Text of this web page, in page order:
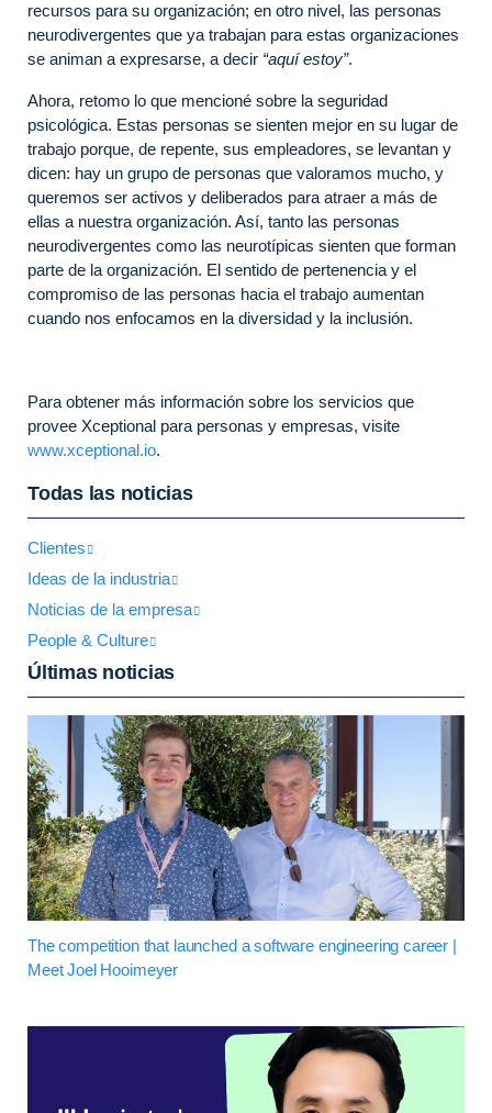
recursos para su organización; en otro nivel, las personas
neurodivergentes que ya trabajan para estas organizaciones
se animan a expresarse, a decir “aquí estoy”.
Ahora, retomo lo que mencioné sobre la seguridad
psicológica. Estas personas se sienten mejor en su lugar de
trabajo porque, de repente, sus empleadores, se levantan y
dicen: hay un grupo de personas que valoramos mucho, y
queremos ser activos y deliberados para atraer a más de
ellas a nuestra organización. Así, tanto las personas
neurodivergentes como las neurotípicas sienten que forman
parte de la organización. El sentido de pertenencia y el
compromiso de las personas hacia el trabajo aumentan
cuando nos enfocamos en la diversidad y la inclusión.
Para obtener más información sobre los servicios que
provee Xceptional para personas y empresas, visite
www.xceptional.io.
Todas las noticias
Clientes
Ideas de la industria
Noticias de la empresa
People & Culture
Últimas noticias
The competition that launched a software engineering career |
Meet Joel Hooimeyer